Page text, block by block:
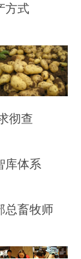
方式
彻查
库体系
总畜牧师